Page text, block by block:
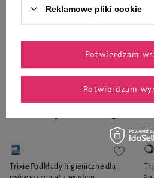
Zaufane i
Trixie Podkłady higieniczne dla
Reklamowe pliki cookie
Potwierdzam
Potwierdzam